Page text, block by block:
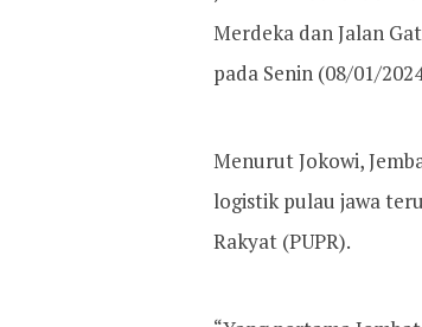
Merdeka dan Jalan
pada Senin (08/01/
Menurut Jokowi,
logistik pulau jawa
Rakyat (PUPR).